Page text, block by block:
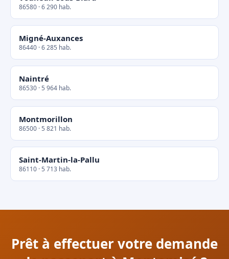
86580 · 6 290 hab.
Migné-Auxances
86440 · 6 285 hab.
Naintré
86530 · 5 964 hab.
Montmorillon
86500 · 5 821 hab.
Saint-Martin-la-Pallu
86110 · 5 713 hab.
Prêt à effectuer votre demande